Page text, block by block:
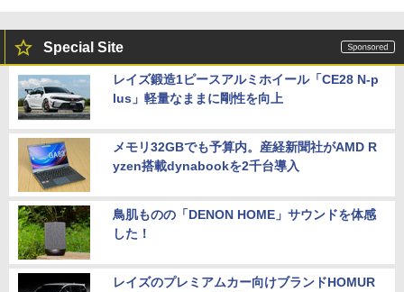
Special Site
レイズ鍛造1ピースアルミホイール「CE28 N-p
lus」軽量なままに剛性を向上
メモリ32GBでも予算内。産経新聞社がAMD R
yzen搭載dynabookを2千台導入
鳥肌ものの「DENON HOME」サウンドを体感
した！
レイズのプレミアムカー向けブランドHOMUR